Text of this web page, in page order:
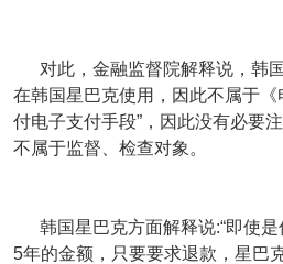
对此，金融监督院解释说，韩
在韩国星巴克使用，因此不属于《
付电子支付手段”，因此没有必要
不属于监督、检查对象。
韩国星巴克方面解释说:“即使是
5年的金额，只要要求退款，星巴